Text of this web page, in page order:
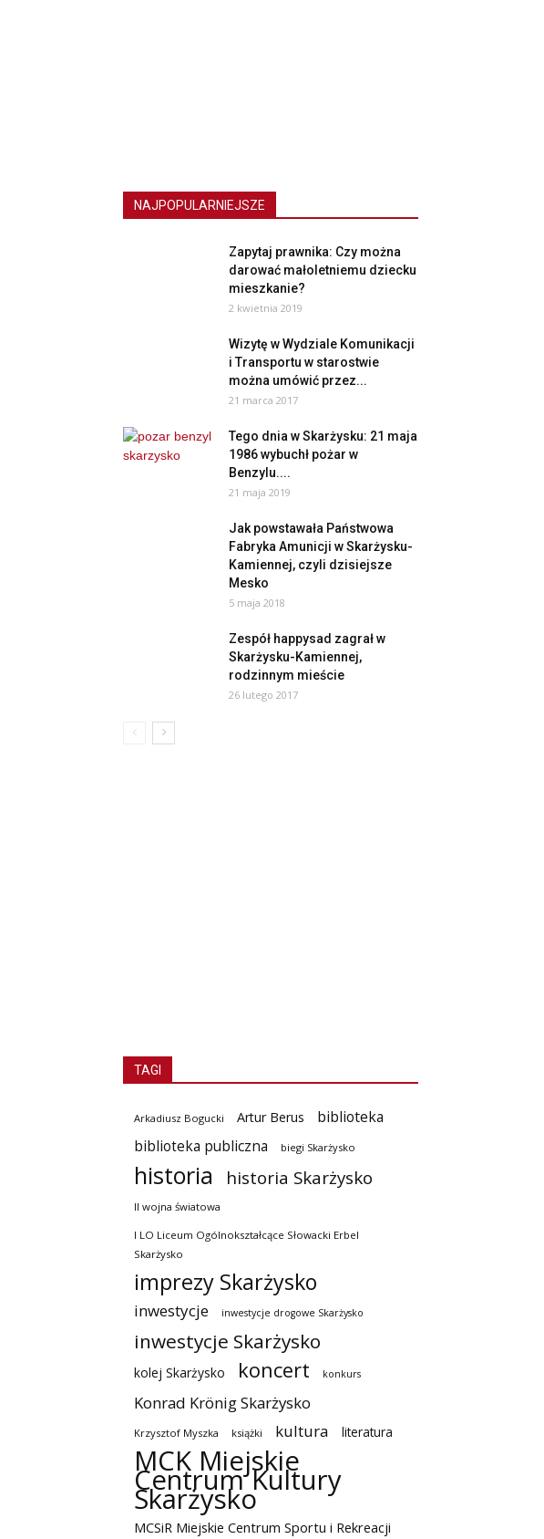
NAJPOPULARNIEJSZE
Zapytaj prawnika: Czy można
darować małoletniemu dziecku
mieszkanie?
2 kwietnia 2019
Wizytę w Wydziale Komunikacji
i Transportu w starostwie
można umówić przez...
21 marca 2017
Tego dnia w Skarżysku: 21 maja
1986 wybuchł pożar w
Benzylu....
21 maja 2019
Jak powstawała Państwowa
Fabryka Amunicji w Skarżysku-
Kamiennej, czyli dzisiejsze
Mesko
5 maja 2018
Zespół happysad zagrał w
Skarżysku-Kamiennej,
rodzinnym mieście
26 lutego 2017
TAGI
Arkadiusz Bogucki Artur Berus
biblioteka
biblioteka publiczna
biegi Skarżysko
historia historia Skarżysko
II wojna światowa
I LO Liceum Ogólnokształcące Słowacki Erbel
Skarżysko
imprezy Skarżysko
inwestycje inwestycje drogowe Skarżysko
inwestycje Skarżysko
kolej Skarżysko koncert konkurs
Konrad Krönig Skarżysko
Krzysztof Myszka książki kultura literatura
MCK Miejskie
Centrum Kultury
Skarżysko
MCSiR Miejskie Centrum Sportu i Rekreacji